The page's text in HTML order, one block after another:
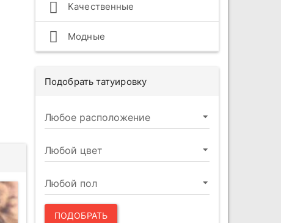
Качественные
Модные
Подобрать татуировку
ПОДОБРАТЬ